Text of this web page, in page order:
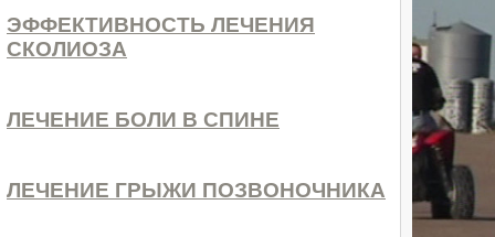
ЭФФЕКТИВНОСТЬ ЛЕЧЕНИЯ
СКОЛИОЗА
ЛЕЧЕНИЕ БОЛИ В СПИНЕ
ЛЕЧЕНИЕ ГРЫЖИ ПОЗВОНОЧНИКА